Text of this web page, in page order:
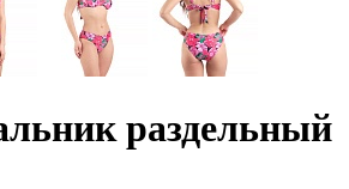
раздельный